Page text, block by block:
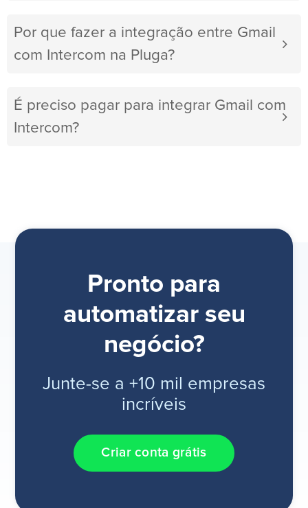
Por que fazer a integração entre Gmail
com Intercom na Pluga?
É preciso pagar para integrar Gmail com
Intercom?
Pronto para
automatizar seu
negócio?
Junte-se a +10 mil empresas
incríveis
Criar conta grátis